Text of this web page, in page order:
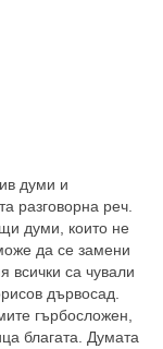
думи и
разговорна реч.
думи, които не
да се замени
всички са чували
дървосад.
гърбосложен,
благата. Думата